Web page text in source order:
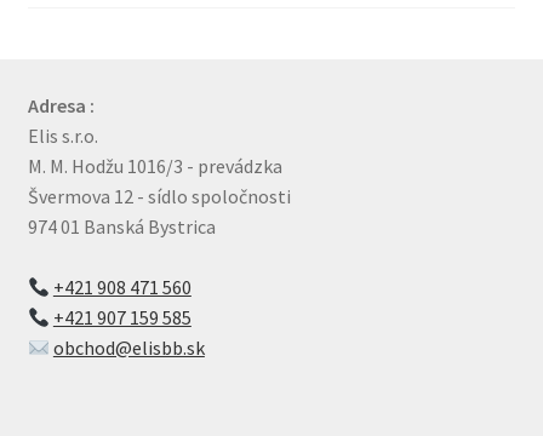
Adresa :
Elis s.r.o.
M. M. Hodžu 1016/3 - prevádzka
Švermova 12 - sídlo spoločnosti
974 01 Banská Bystrica
+421 908 471 560
+421 907 159 585
obchod@elisbb.sk